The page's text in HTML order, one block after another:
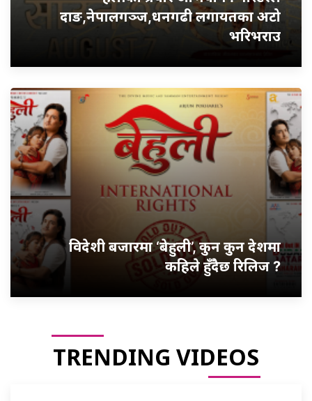
दाङ,नेपालगञ्ज,धनगढी लगायतका अटो
भरिभराउ
विदेशी बजारमा ‘बेहुली’, कुन कुन देशमा
कहिले हुँदैछ रिलिज ?
TRENDING VIDEOS